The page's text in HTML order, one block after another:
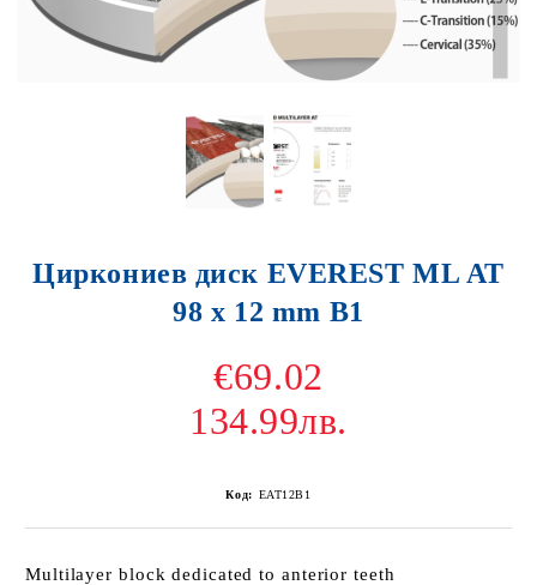
Циркониев диск EVEREST ML AT
98 x 12 mm B1
€69.02
134.99лв.
Код: EAT12B1
Multilayer block dedicated to anterior teeth